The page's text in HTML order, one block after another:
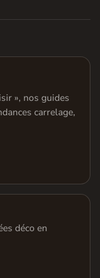
», nos guides
carrelage,
déco en